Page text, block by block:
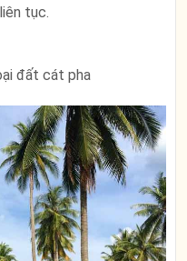
tục.
đất cát pha